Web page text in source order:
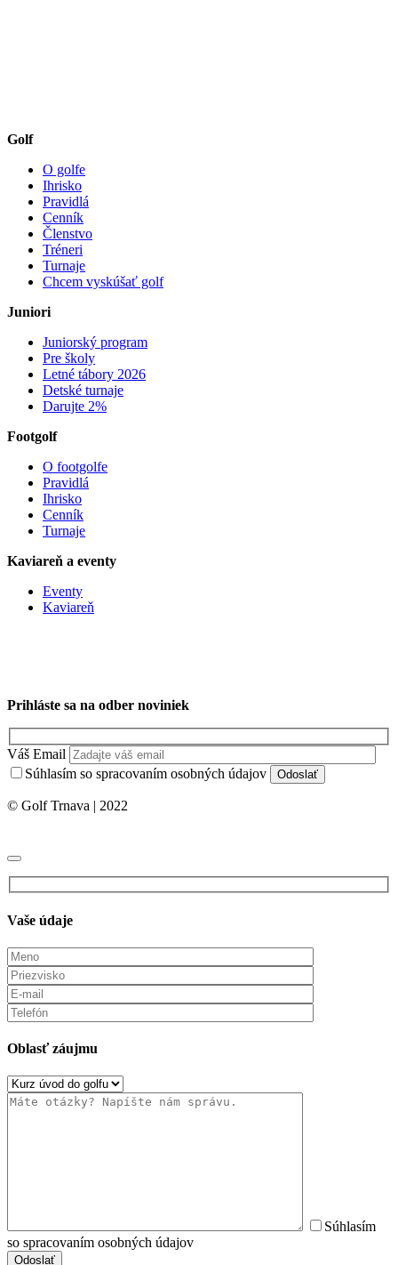
Golf
O golfe
Ihrisko
Pravidlá
Cenník
Členstvo
Tréneri
Turnaje
Chcem vyskúšať golf
Juniori
Juniorský program
Pre školy
Letné tábory 2026
Detské turnaje
Darujte 2%
Footgolf
O footgolfe
Pravidlá
Ihrisko
Cenník
Turnaje
Kaviareň a eventy
Eventy
Kaviareň
Prihláste sa na odber noviniek
Váš Email
Súhlasím so spracovaním osobných údajov
© Golf Trnava | 2022
Vaše údaje
Oblasť záujmu
Súhlasím
so spracovaním osobných údajov